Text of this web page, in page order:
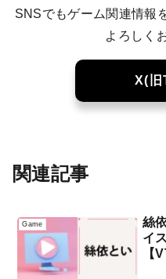
SNSでもゲーム関連情報
よろしく
X(
関連記事
Game
絲
イ
【